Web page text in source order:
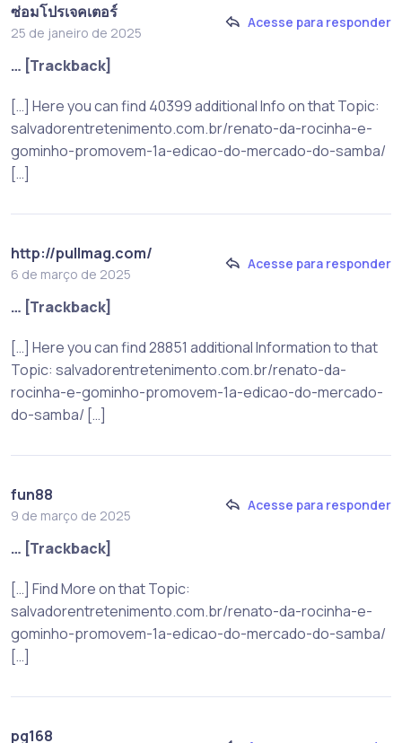
ซ่อมโปรเจคเตอร์
25 de janeiro de 2025
Acesse para responder
… [Trackback]
[…] Here you can find 40399 additional Info on that Topic:
salvadorentretenimento.com.br/renato-da-rocinha-e-
gominho-promovem-1a-edicao-do-mercado-do-samba/
[…]
http://pullmag.com/
6 de março de 2025
Acesse para responder
… [Trackback]
[…] Here you can find 28851 additional Information to that
Topic: salvadorentretenimento.com.br/renato-da-
rocinha-e-gominho-promovem-1a-edicao-do-mercado-
do-samba/ […]
fun88
9 de março de 2025
Acesse para responder
… [Trackback]
[…] Find More on that Topic:
salvadorentretenimento.com.br/renato-da-rocinha-e-
gominho-promovem-1a-edicao-do-mercado-do-samba/
[…]
pg168